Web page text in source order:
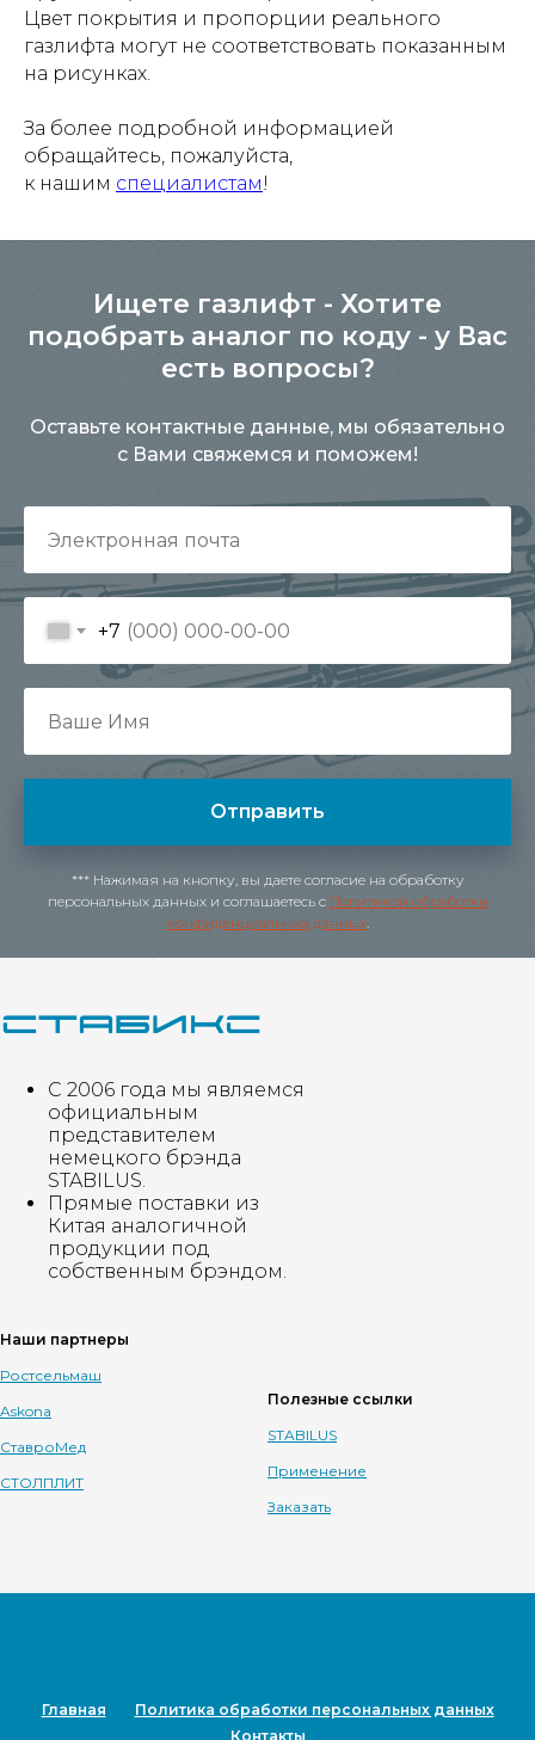
Цвет покрытия и пропорции реального
газлифта могут не соответствовать показанным
на рисунках.
За более подробной информацией
обращайтесь, пожалуйста,
к нашим специалистам!
Ищете газлифт - Хотите
подобрать аналог по коду - у Вас
есть вопросы?
Оставьте контактные данные, мы обязательно
с Вами свяжемся и поможем!
+7
Отправить
*** Нажимая на кнопку, вы даете согласие на обработку
персональных данных и соглашаетесь c Политикой обработки
конфиденциальных данных.
С 2006 года мы являемся
официальным
представителем
немецкого брэнда
STABILUS.
Прямые поставки из
Китая аналогичной
продукции под
собственным брэндом.
Наши партнеры
Ростсельмаш
Askona
СтавроМед
СТОЛПЛИТ
Полезные ссылки
STABILUS
Применение
Заказать
Главная
Политика обработки персональных данных
Контакты